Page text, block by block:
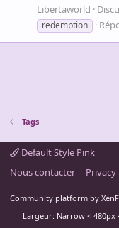
Libertaworld
redemption
Tags
Default Style Pink
Nous contacter
Community platform by
Largeur